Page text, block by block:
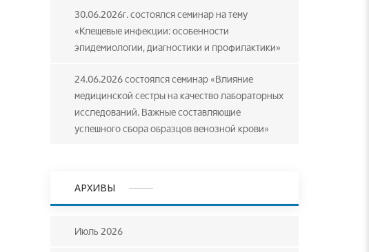
30.06.2026г. состоялся семинар на тему
«Клещевые инфекции: особенности
эпидемиологии, диагностики и профилактики»
24.06.2026 состоялся семинар «Влияние
медицинской сестры на качество лабораторных
исследований. Важные составляющие
успешного сбора образцов венозной крови»
АРХИВЫ
Июль 2026